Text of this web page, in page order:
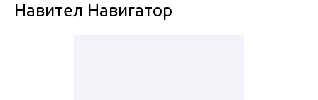
Навител Навигатор